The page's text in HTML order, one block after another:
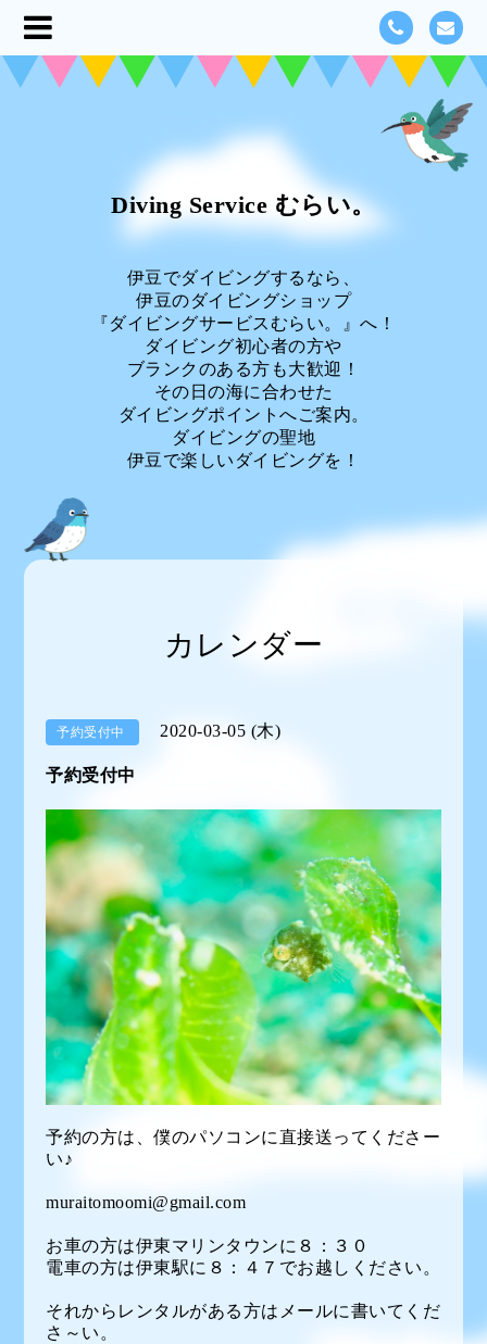
Diving Service むらい。
伊豆でダイビングするなら、
伊豆のダイビングショップ
『ダイビングサービスむらい。』へ！
ダイビング初心者の方や
ブランクのある方も大歓迎！
その日の海に合わせた
ダイビングポイントへご案内。
ダイビングの聖地
伊豆で楽しいダイビングを！
カレンダー
予約受付中 2020-03-05 (木)
予約受付中
予約の方は、僕のパソコンに直接送ってくださー
い♪
muraitomoomi@gmail.com
お車の方は伊東マリンタウンに８：３０
電車の方は伊東駅に８：４７でお越しください。
それからレンタルがある方はメールに書いてくだ
さ～い。